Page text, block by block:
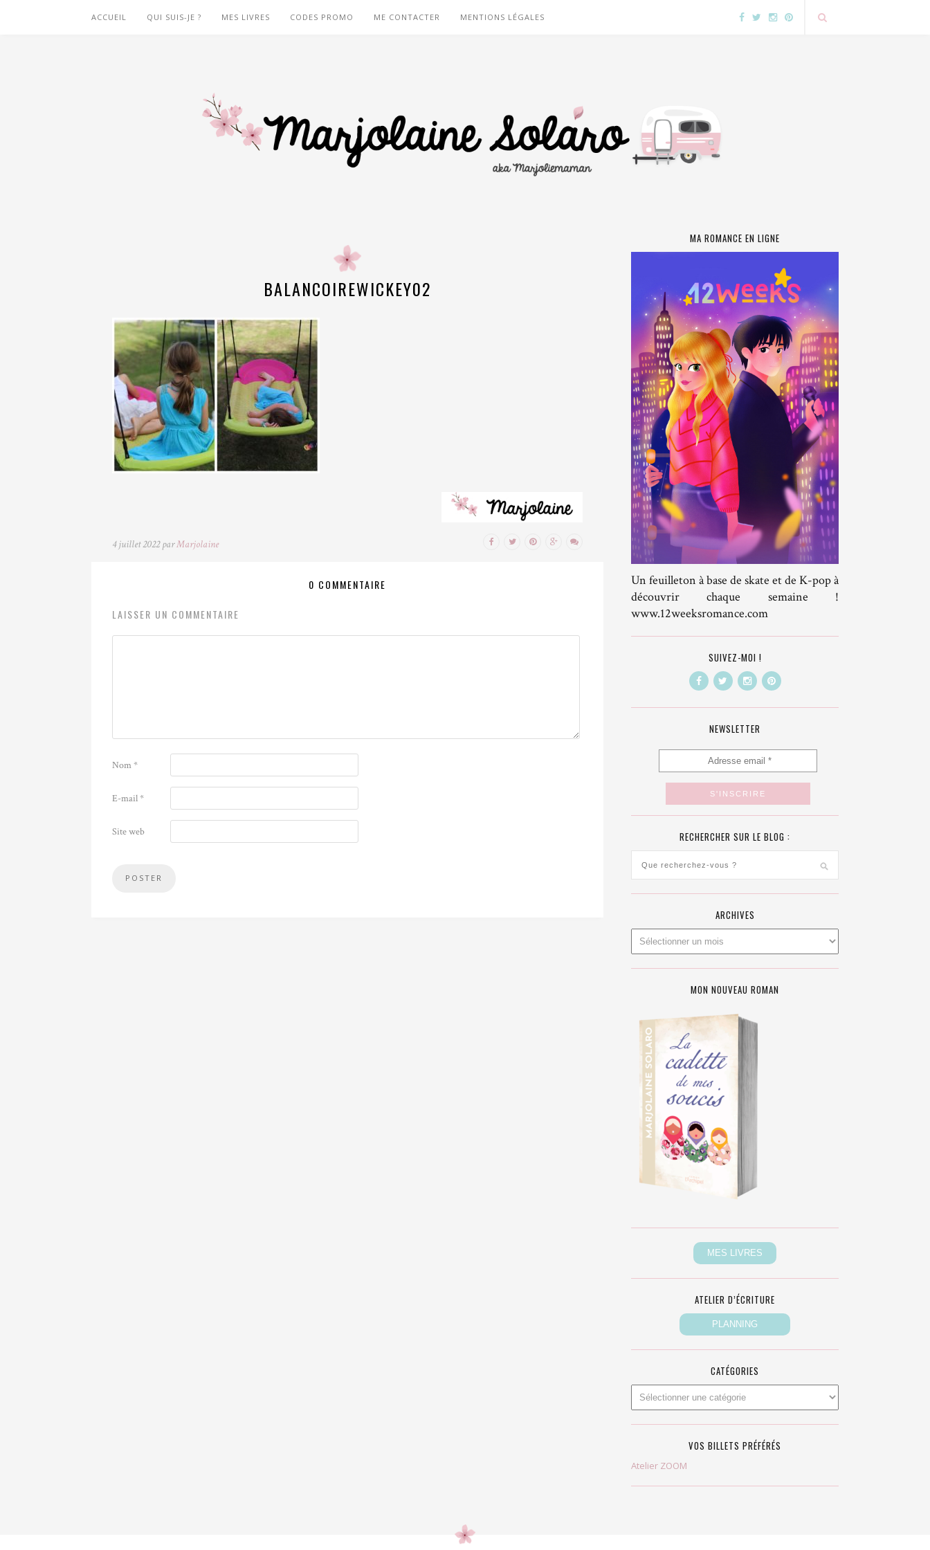
ACCUEIL QUI SUIS-JE ? MES LIVRES CODES PROMO ME CONTACTER MENTIONS LÉGALES
BALANCOIREWICKEY02
4 juillet 2022 parMarjolaine
0 COMMENTAIRE
LAISSER UN COMMENTAIRE
Nom*
E-mail*
Site web
MA ROMANCE EN LIGNE
Un feuilleton à base de skate et de K-pop à
découvrir chaque semaine !
www.12weeksromance.com
SUIVEZ-MOI !
NEWSLETTER
RECHERCHER SUR LE BLOG :
ARCHIVES
MON NOUVEAU ROMAN
ATELIER D’ÉCRITURE
CATÉGORIES
VOS BILLETS PRÉFÉRÉS
Atelier ZOOM